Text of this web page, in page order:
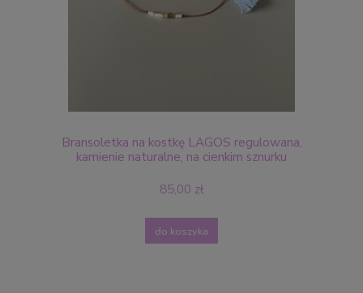
Bransoletka na kostkę LAGOS regulowana,
kamienie naturalne, na cienkim sznurku
85,00 zł
do koszyka